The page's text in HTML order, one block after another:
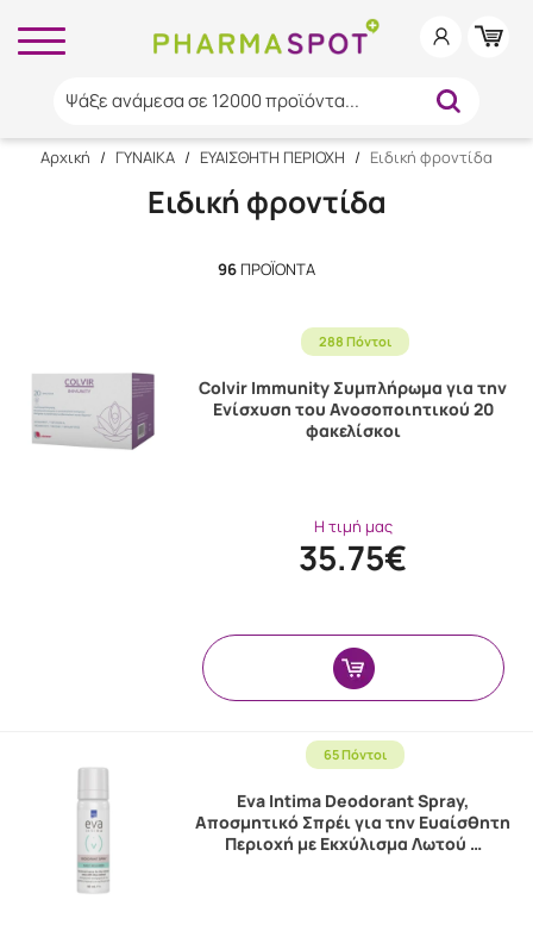
Ψάξε ανάμεσα σε 12000 προϊόντα...
Αρχική / ΓΥΝΑΙΚΑ / ΕΥΑΙΣΘΗΤΗ ΠΕΡΙΟΧΗ / Ειδική φροντίδα
Ειδική φροντίδα
96 ΠΡΟΪΌΝΤΑ
288 Πόντοι
Colvir Immunity Συμπλήρωμα για την
Ενίσχυση του Ανοσοποιητικού 20
φακελίσκοι
Η τιμή μας
35.75€
65 Πόντοι
Eva Intima Deodorant Spray,
Αποσμητικό Σπρέι για την Ευαίσθητη
Περιοχή με Εκχύλισμα Λωτού …